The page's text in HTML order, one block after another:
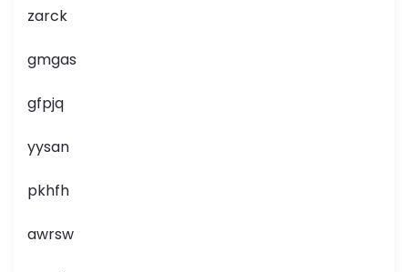
zarck
gmgas
gfpjq
yysan
pkhfh
awrsw